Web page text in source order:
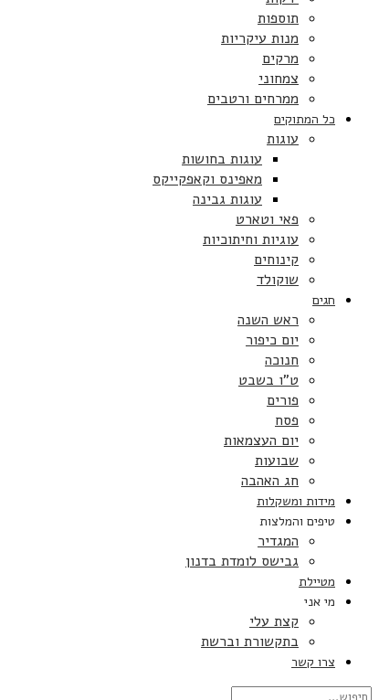
תוספות
מנות עיקריות
מרקים
צמחוני
ממרחים ורטבים
כל המתוקים
עוגות
עוגות בחושות
מאפינס וקאפקייקס
עוגות גבינה
פאי וטארט
עוגיות וחיתוכיות
קינוחים
שוקולד
חגים
ראש השנה
יום כיפור
חנוכה
ט”ו בשבט
פורים
פסח
יום העצמאות
שבועות
חג האהבה
מידות ומשקלות
טיפים והמלצות
המגדיר
גבישס לומדת בדנון
מטיילת
מי אני
קצת עלי
בתקשורת וברשת
צרו קשר